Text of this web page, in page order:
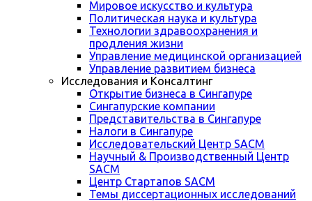
Мировое искусство и культура
Политическая наука и культура
Технологии здравоохранения и
продления жизни
Управление медицинской организацией
Управление развитием бизнеса
Исследования и Консалтинг
Открытие бизнеса в Сингапуре
Сингапурские компании
Представительства в Сингапуре
Налоги в Сингапуре
Исследовательский Центр SACM
Научный & Производственный Центр
SACM
Центр Стартапов SACM
Темы диссертационных исследований